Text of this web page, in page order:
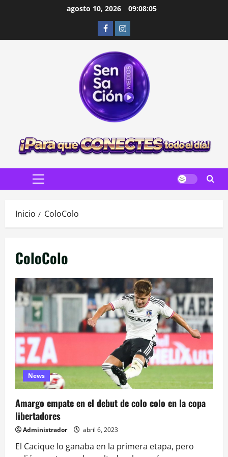
agosto 10, 2026 09:08:06
FacebookInstagram
Menú
Inicio ColoColo
ColoColo
News
Amargo empate en el debut de colo colo en la copa
libertadores
Administrador abril 6, 2023
El Cacique lo ganaba en la primera etapa, pero